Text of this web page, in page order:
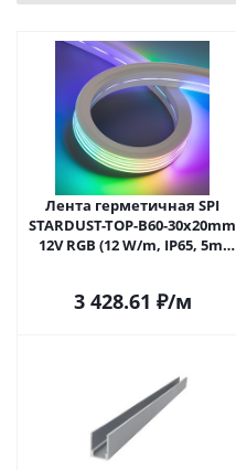
Лента герметичная SPI
STARDUST-TOP-B60-30x20mm
12V RGB (12 W/m, IP65, 5m,
3 428.61 ₽/м